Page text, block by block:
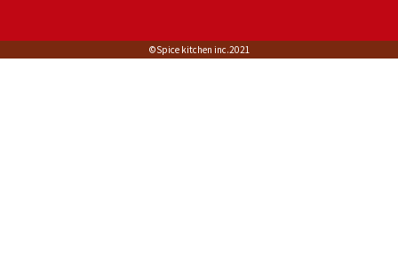
©︎Spice kitchen inc.2021